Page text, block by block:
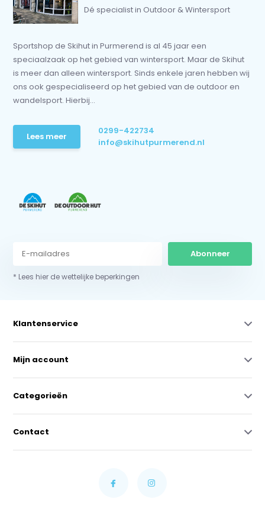
Dé specialist in Outdoor & Wintersport
Sportshop de Skihut in Purmerend is al 45 jaar een
speciaalzaak op het gebied van wintersport. Maar de Skihut
is meer dan alleen wintersport. Sinds enkele jaren hebben wij
ons ook gespecialiseerd op het gebied van de outdoor en
wandelsport. Hierbij...
Lees meer
0299-422734
info@skihutpurmerend.nl
Abonneer
* Lees hier de wettelijke beperkingen
Klantenservice
Mijn account
Categorieën
Contact